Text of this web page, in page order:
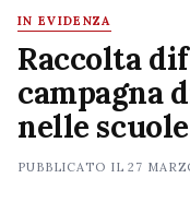
IN EVIDENZA
Raccolta
campagna
nelle
PUBBLICATO IL27